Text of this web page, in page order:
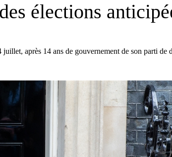
élections
après 14 ans de gouvernement de son parti de